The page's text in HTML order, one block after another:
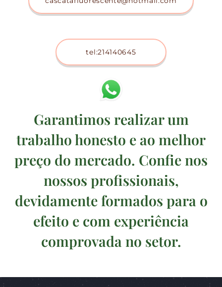
tel:214140645
Garantimos realizar um
trabalho honesto e ao melhor
preço do mercado. Confie nos
nossos profissionais,
devidamente formados para o
efeito e com experiência
comprovada no setor.